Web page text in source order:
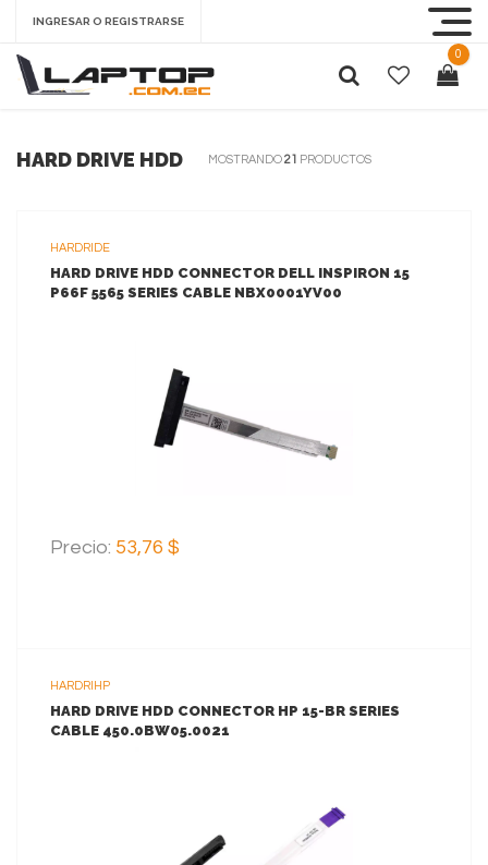
INGRESAR O REGISTRARSE
0
HARD DRIVE HDD MOSTRANDO21 PRODUCTOS
HARDRIDE
HARD DRIVE HDD CONNECTOR DELL INSPIRON 15
P66F 5565 SERIES CABLE NBX0001YV00
AGREGAR AL CARRITO
Precio: 53,76 $
HARDRIHP
HARD DRIVE HDD CONNECTOR HP 15-BR SERIES
CABLE 450.0BW05.0021
AGREGAR AL CARRITO